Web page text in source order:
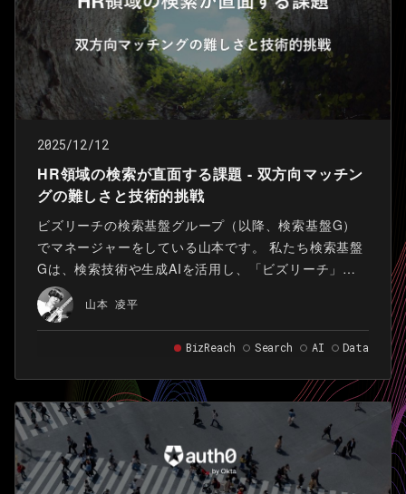
2025/12/12
HR領域の検索が直面する課題 - 双方向マッチン
グの難しさと技術的挑戦
ビズリーチの検索基盤グループ（以降、検索基盤G）
でマネージャーをしている山本です。 私たち検索基盤
Gは、検索技術や生成AIを活用し、「ビズリーチ」に
おけるマッチング機会の質を向上させることをミッシ
ョンとしています。
山本 凌平
BizReach Search AI Data